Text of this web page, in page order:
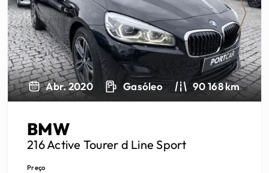
Next
Abr. 2020 Gasóleo 90 168 km
BMW
216 Active Tourer d Line Sport
Preço